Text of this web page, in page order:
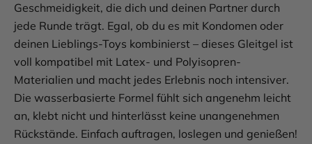
Geschmeidigkeit, die dich und deinen Partner durch
jede Runde trägt. Egal, ob du es mit Kondomen oder
deinen Lieblings-Toys kombinierst – dieses Gleitgel ist
voll kompatibel mit Latex- und Polyisopren-
Materialien und macht jedes Erlebnis noch intensiver.
Die wasserbasierte Formel fühlt sich angenehm leicht
an, klebt nicht und hinterlässt keine unangenehmen
Rückstände. Einfach auftragen, loslegen und genießen!